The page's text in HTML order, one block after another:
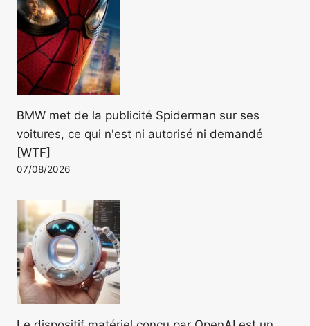
BMW met de la publicité Spiderman sur ses
voitures, ce qui n'est ni autorisé ni demandé
[WTF]
07/08/2026